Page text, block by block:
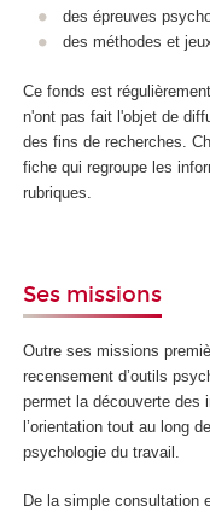
des épreuves
des méthodes et
Ce fonds est
n'ont pas fait l'objet de
des fins de recherches.
fiche qui regroupe les
rubriques.
Ses missions
Outre ses missions
recensement d’outils
permet la découverte des
l’orientation tout au long
psychologie du travail.
De la simple consultation